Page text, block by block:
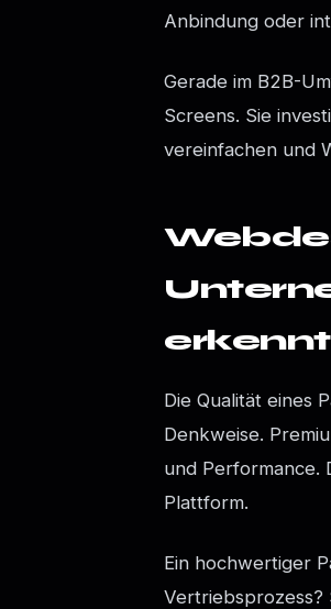
Anbindung oder
Gerade im B2B-
Screens. Sie
vereinfachen und
erkennt
Die Qualität eines
Denkweise.
und Performance.
Plattform.
Ein hochwertiger
Vertriebsprozess?